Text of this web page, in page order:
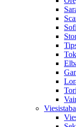
Viesistaba